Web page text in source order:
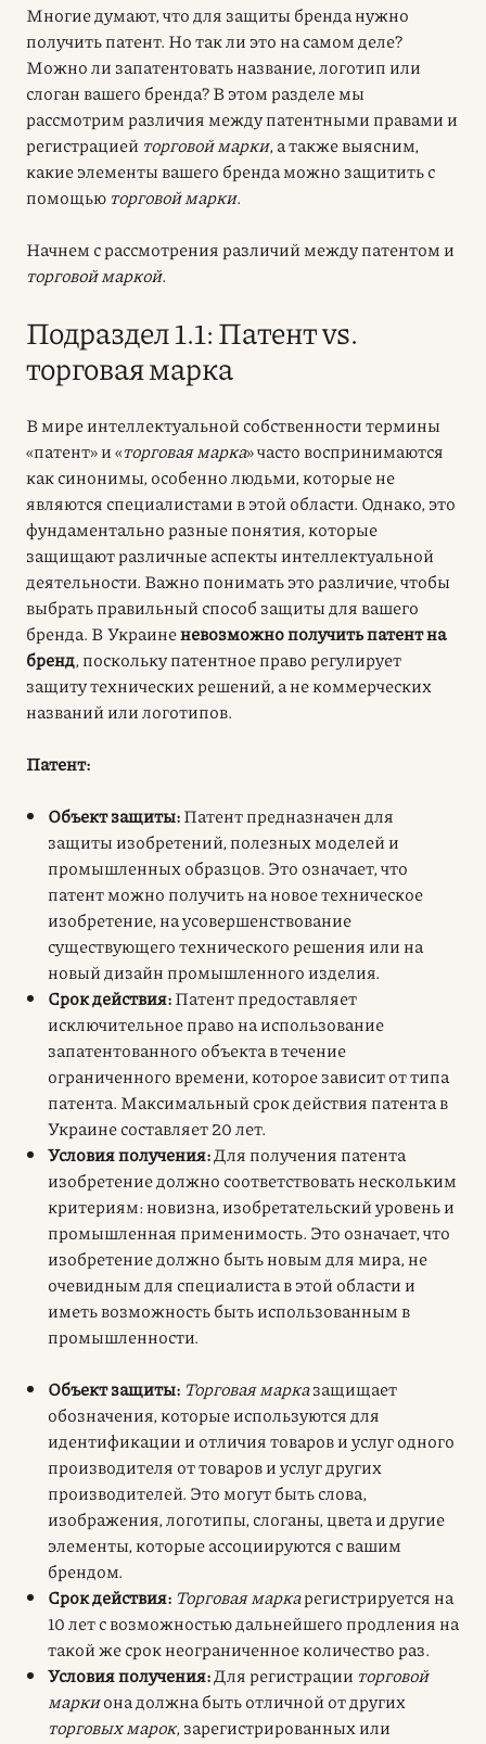
Многие думают, что для защиты бренда нужно
получить патент. Но так ли это на самом деле?
Можно ли запатентовать название, логотип или
слоган вашего бренда? В этом разделе мы
рассмотрим различия между патентными правами и
регистрацией торговой марки, а также выясним,
какие элементы вашего бренда можно защитить с
помощью торговой марки.
Начнем с рассмотрения различий между патентом и
торговой маркой.
Подраздел 1.1: Патент vs.
торговая марка
В мире интеллектуальной собственности термины
«патент» и «торговая марка» часто воспринимаются
как синонимы, особенно людьми, которые не
являются специалистами в этой области. Однако, это
фундаментально разные понятия, которые
защищают различные аспекты интеллектуальной
деятельности. Важно понимать это различие, чтобы
выбрать правильный способ защиты для вашего
бренда. В Украиненевозможно получить патент на
бренд, поскольку патентное право регулирует
защиту технических решений, а не коммерческих
названий или логотипов.
Патент:
Объект защиты:Патент предназначен для
защиты изобретений, полезных моделей и
промышленных образцов. Это означает, что
патент можно получить на новое техническое
изобретение, на усовершенствование
существующего технического решения или на
новый дизайн промышленного изделия.
Срок действия:Патент предоставляет
исключительное право на использование
запатентованного объекта в течение
ограниченного времени, которое зависит от типа
патента. Максимальный срок действия патента в
Украине составляет 20 лет.
Условия получения:Для получения патента
изобретение должно соответствовать нескольким
критериям: новизна, изобретательский уровень и
промышленная применимость. Это означает, что
изобретение должно быть новым для мира, не
очевидным для специалиста в этой области и
иметь возможность быть использованным в
промышленности.
Объект защиты: Торговая марказащищает
обозначения, которые используются для
идентификации и отличия товаров и услуг одного
производителя от товаров и услуг других
производителей. Это могут быть слова,
изображения, логотипы, слоганы, цвета и другие
элементы, которые ассоциируются с вашим
брендом.
Срок действия: Торговая маркарегистрируется на
10 лет с возможностью дальнейшего продления на
такой же срок неограниченное количество раз.
Условия получения:Для регистрации торговой
маркиона должна быть отличной от других
торговых марок, зарегистрированных или